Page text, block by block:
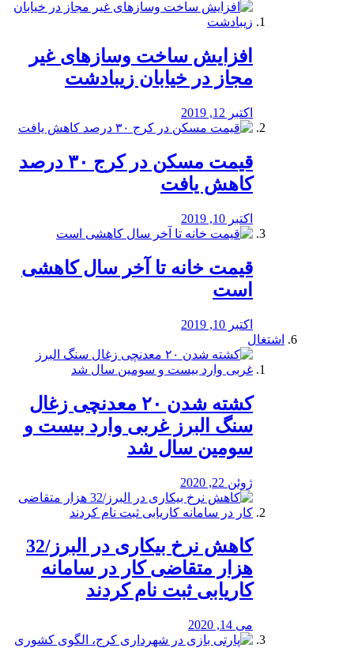
افزایش ساخت وسازهای غیر
مجاز در خیابان زیبادشت
اکتبر 12, 2019
️قیمت مسکن در کرج ۳۰ درصد
کاهش یافت
اکتبر 10, 2019
قیمت خانه تا آخر سال کاهشی
است
اکتبر 10, 2019
اشتغال
کشته شدن ۲۰ معدنچی زغال
سنگ البرز غربی وارد بیست و
سومین سال شد
ژوئن 22, 2020
کاهش نرخ بیکاری در البرز/32
هزار متقاضی کار در سامانه
کاریابی ثبت نام کردند
می 14, 2020